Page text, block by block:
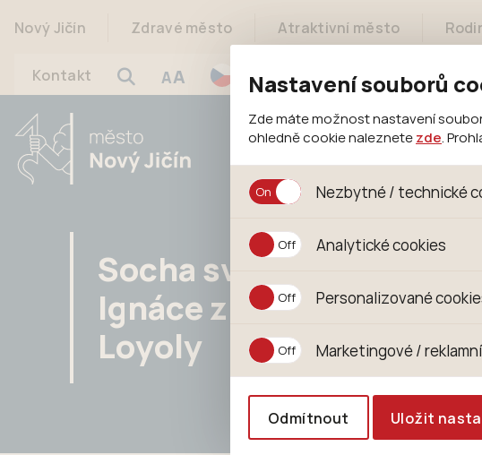
Nastavení souborů
Zde máte možnost nastavení
ohledně cookie naleznete zde.
Nezbytné / technické
Jedná se o technické soubory,
jejich funkcí. Používají se mimo jiné
Analytické cookies
Analytické cookies
anonymizuje. Po anonymizaci se
Personalizované
Personalizované cookies jsou
zajišťuje lepší nákupní zkušenosti.
pomůže vyhnout se nevhodným
Marketingové /
Odmítnout
Uložit
Nový Jičín Zdravé město Atraktivní město
Kontakt AA
Socha sv.
Ignáce z
Loyoly